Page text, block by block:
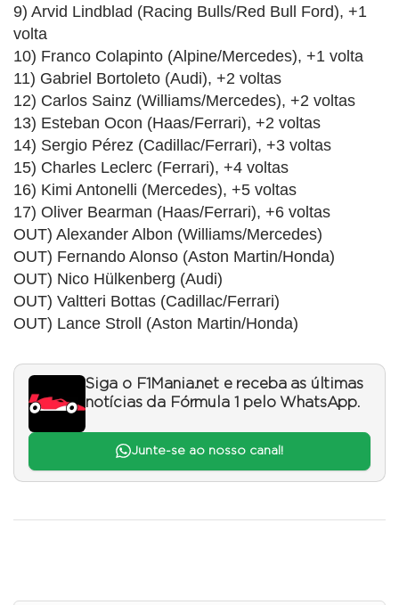
9) Arvid Lindblad (Racing Bulls/Red Bull Ford), +1
volta
10) Franco Colapinto (Alpine/Mercedes), +1 volta
11) Gabriel Bortoleto (Audi), +2 voltas
12) Carlos Sainz (Williams/Mercedes), +2 voltas
13) Esteban Ocon (Haas/Ferrari), +2 voltas
14) Sergio Pérez (Cadillac/Ferrari), +3 voltas
15) Charles Leclerc (Ferrari), +4 voltas
16) Kimi Antonelli (Mercedes), +5 voltas
17) Oliver Bearman (Haas/Ferrari), +6 voltas
OUT) Alexander Albon (Williams/Mercedes)
OUT) Fernando Alonso (Aston Martin/Honda)
OUT) Nico Hülkenberg (Audi)
OUT) Valtteri Bottas (Cadillac/Ferrari)
OUT) Lance Stroll (Aston Martin/Honda)
Siga o F1Mania.net e receba as últimas
notícias da Fórmula 1 pelo WhatsApp.
Junte-se ao nosso canal!